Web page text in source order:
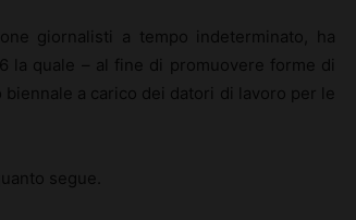
giornalisti a tempo indeterminato, ha
la quale – al fine di promuovere forme di
a carico dei datori di lavoro per le
segue.